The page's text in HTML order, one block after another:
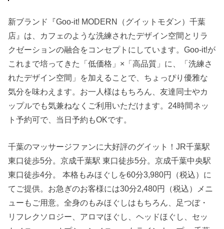
新ブランド『Goo-it! MODERN（グイットモダン）千葉
店』は、カフェのような洗練されたデザイン空間とリラ
クゼーションの融合をコンセプトにしています。Goo-it!が
これまで培ってきた「低価格」×「高品質」に、「洗練さ
れたデザイン空間」を加えることで、ちょっぴり優雅な
気分を味わえます。お一人様はもちろん、友達同士やカ
ップルでも気兼ねなくご利用いただけます。24時間ネッ
ト予約可で、当日予約もOKです。
千葉のマッサージファンに大好評のグイット！JR千葉駅
東口徒歩5分。京成千葉駅 東口徒歩5分。京成千葉中央駅
東口徒歩4分。 本格もみほぐしを60分3,980円（税込）に
てご提供。お急ぎのお客様には30分2,480円（税込）メニ
ューもご用意。全身のもみほぐしはもちろん、足つぼ・
リフレクソロジー、アロマほぐし、ヘッドほぐし、セッ